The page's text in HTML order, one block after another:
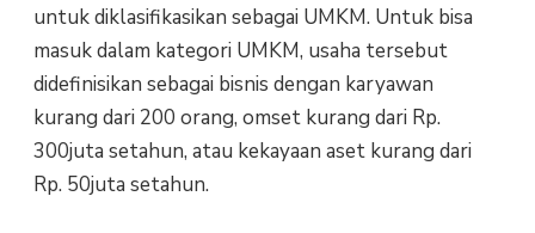
untuk diklasifikasikan sebagai UMKM. Untuk bisa
masuk dalam kategori UMKM, usaha tersebut
didefinisikan sebagai bisnis dengan karyawan
kurang dari 200 orang, omset kurang dari Rp.
300juta setahun, atau kekayaan aset kurang dari
Rp. 50juta setahun.